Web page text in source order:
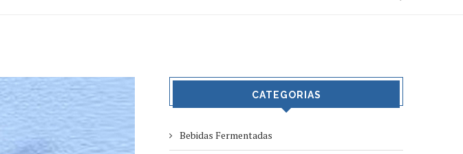
CATEGORIAS
Bebidas Fermentadas